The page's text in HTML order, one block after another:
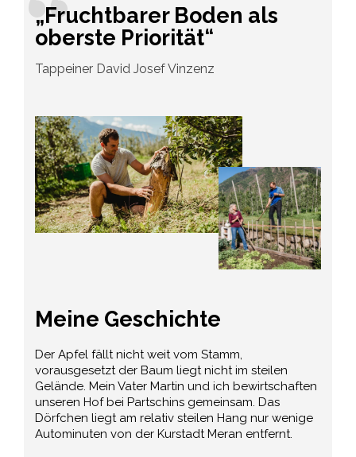
„Fruchtbarer Boden als
oberste Priorität“
Tappeiner David Josef Vinzenz
Meine Geschichte
Der Apfel fällt nicht weit vom Stamm,
vorausgesetzt der Baum liegt nicht im steilen
Gelände. Mein Vater Martin und ich bewirtschaften
unseren Hof bei Partschins gemeinsam. Das
Dörfchen liegt am relativ steilen Hang nur wenige
Autominuten von der Kurstadt Meran entfernt.